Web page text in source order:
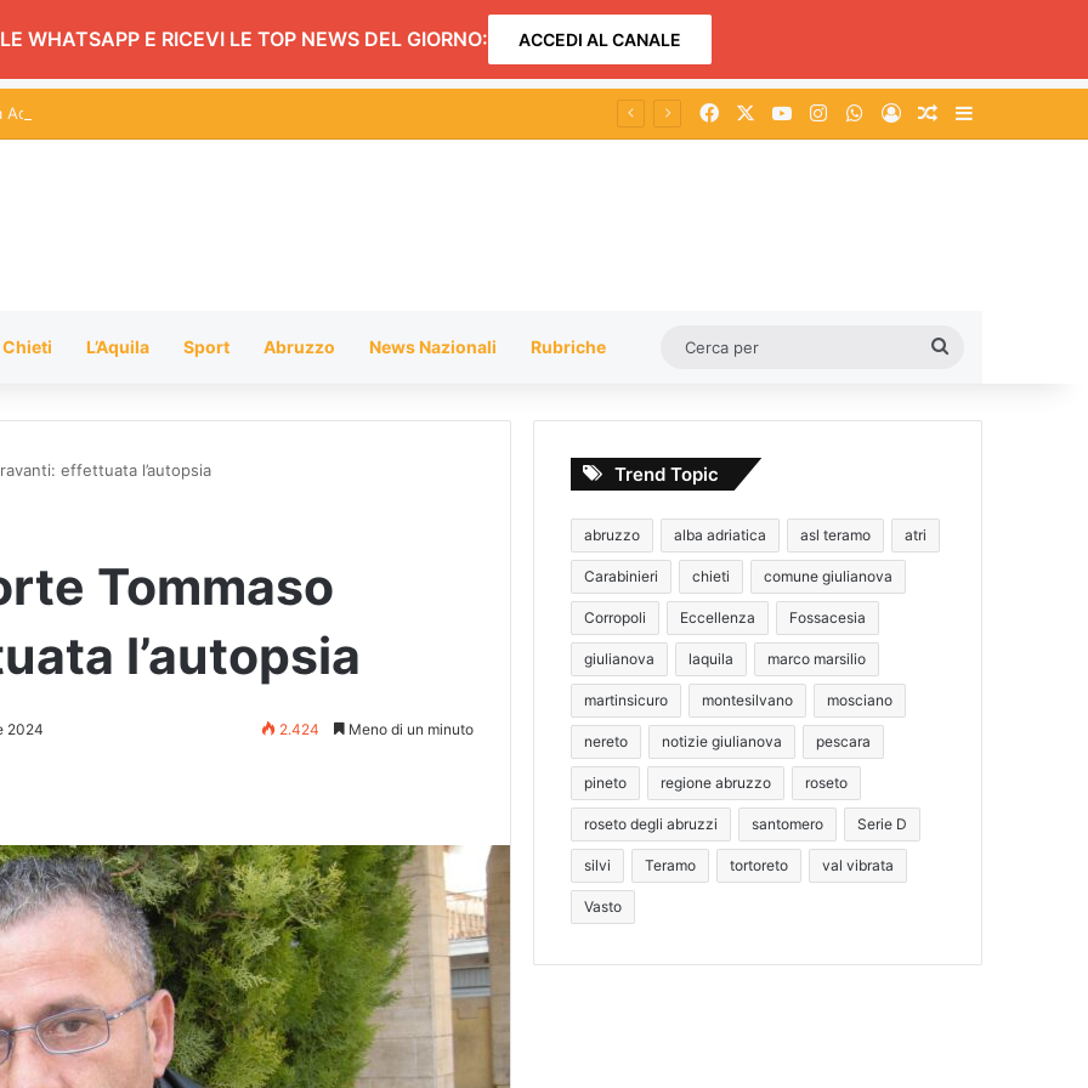
WHATSAPP E RICEVI LE TOP NEWS DEL GIORNO: ACCEDI AL CANALE
al 118 di Pescara una moto medica dedicata a Giampiero Panzino Facebook You TubeInstagramWhatsApp
AccediUn articolo a
Chieti L’Aquila Sport Abruzzo News Nazionali Rubriche
effettuata l’autopsia
Tommaso
l’autopsia
2024 2.424 Meno di un minuto
Trend Topic
abruzzo alba adriatica asl teramo atri
Carabinieri chieti comune giulianova
Corropoli Eccellenza Fossacesia
giulianova laquila marco marsilio
martinsicuro montesilvano mosciano
nereto notizie giulianova pescara
pineto regione abruzzo roseto
roseto degli abruzzi santomero Serie D
silvi Teramo tortoreto val vibrata
Vasto